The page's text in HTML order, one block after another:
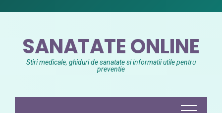
SANATATE ONLINE
Stiri medicale, ghiduri de sanatate si informatii utile pentru
preventie